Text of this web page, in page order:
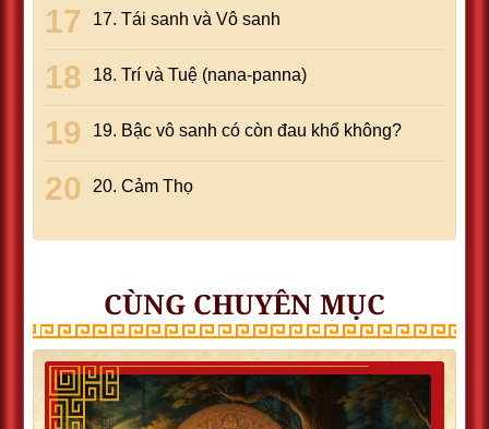
17. Tái sanh và Vô sanh
18. Trí và Tuệ (nana-panna)
19. Bậc vô sanh có còn đau khổ không?
20. Cảm Thọ
CÙNG CHUYÊN MỤC